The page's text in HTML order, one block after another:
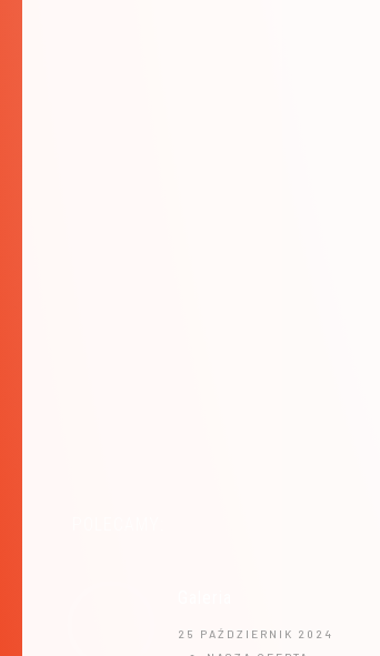
25 PAŹDZIERNIK 2024